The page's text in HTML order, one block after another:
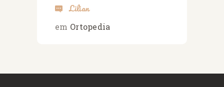
Lilian
em Ortopedia